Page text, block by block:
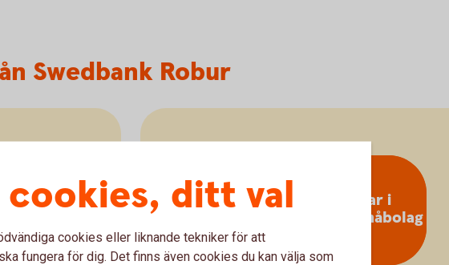
Swedbank Robur
Investerar i
innovativa småbolag
cookies, ditt val
cookies eller liknande tekniker för att
fungera för dig. Det finns även cookies du kan välja som